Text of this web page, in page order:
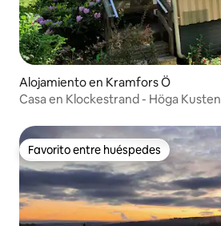
Alojamiento en Kramfors Ö
Casa en Klockestrand - Höga Kusten
Favorito entre huéspedes
Favorito entre huéspedes